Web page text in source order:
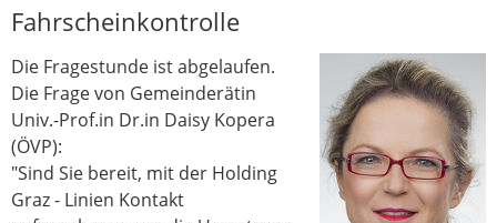
Fahrscheinkontrolle
Die Fragestunde ist abgelaufen.
Die Frage von Gemeinderätin
Univ.-Prof.in Dr.in Daisy Kopera
(ÖVP):
"Sind Sie bereit, mit der Holding
Graz - Linien Kontakt